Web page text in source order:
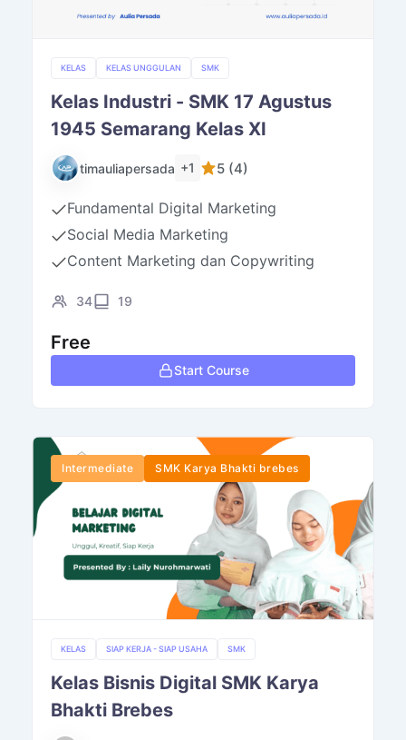
KELAS KELAS UNGGULAN SMK
Kelas Industri - SMK 17 Agustus
1945 Semarang Kelas XI
timauliapersada +1 5 (4)
Fundamental Digital Marketing
Social Media Marketing
Content Marketing dan Copywriting
34 19
Free
Start Course
Intermediate SMK Karya Bhakti brebes
KELAS SIAP KERJA - SIAP USAHA SMK
Kelas Bisnis Digital SMK Karya
Bhakti Brebes